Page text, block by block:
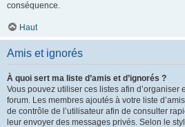
conséquence.
Haut
Amis et ignorés
À quoi sert ma liste d’amis et d’ignorés ?
Vous pouvez utiliser ces listes afin d’organiser
forum. Les membres ajoutés à votre liste
de contrôle de l’utilisateur afin de consulter
leur envoyer des messages privés. Selon le